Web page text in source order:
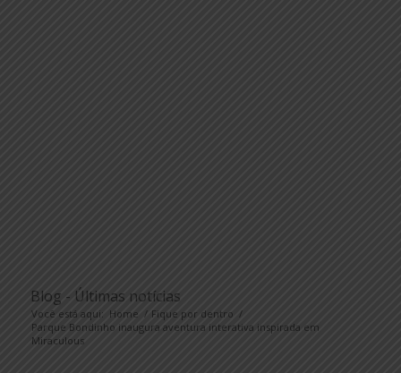
Blog - Últimas notícias
Você está aqui: Home / Fique por dentro /
Parque Bondinho inaugura aventura interativa inspirada em
Miraculous